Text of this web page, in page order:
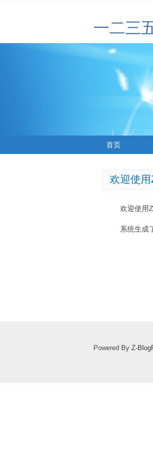
一二三
首页
欢迎使用
欢迎使用
系统生成
Powered By Z-